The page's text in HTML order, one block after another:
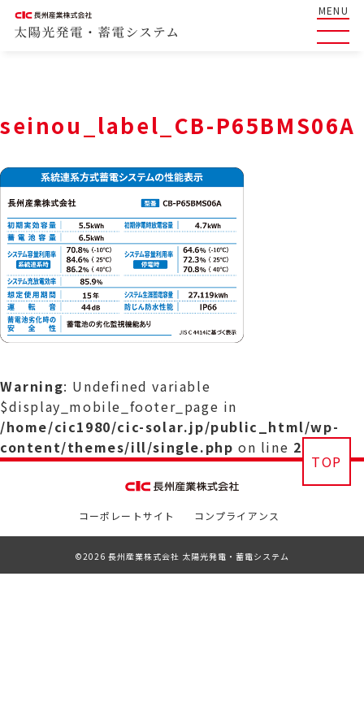
MENU
seinou_label_CB-P65BMS06A
Warning: Undefined variable
$display_mobile_footer_page in
/home/cic1980/cic-solar.jp/public_html/wp-
content/themes/ill/single.php on line 29
TOP
コーポレートサイト コンプライアンス
©2026 長州産業株式会社 太陽光発電・蓄電システム